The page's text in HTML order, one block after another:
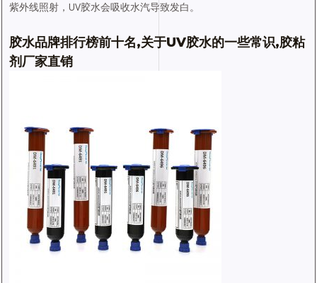
紫外线照射，UV胶水会吸收水汽导致发白。
胶水品牌排行榜前十名,关于UV胶水的一些常识,胶粘
剂厂家直销